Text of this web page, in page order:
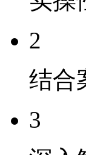
2
结合
3